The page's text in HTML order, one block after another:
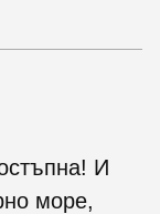
И
море,